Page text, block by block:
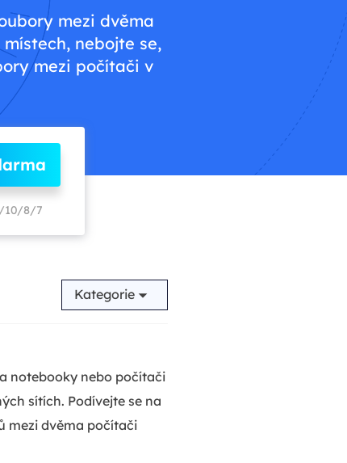
mezi dvěma
nebojte se,
mezi počítači v
10/8/7
Kategorie
notebooky nebo počítači
sítích. Podívejte se na
mezi dvěma počítači